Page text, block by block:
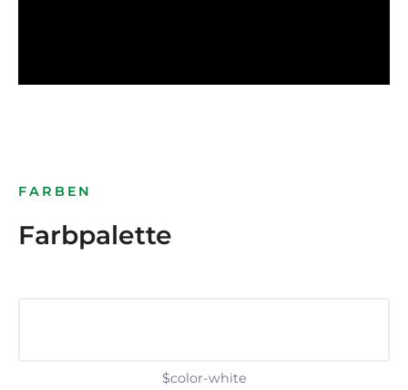
FARBEN
Farbpalette
$color-white